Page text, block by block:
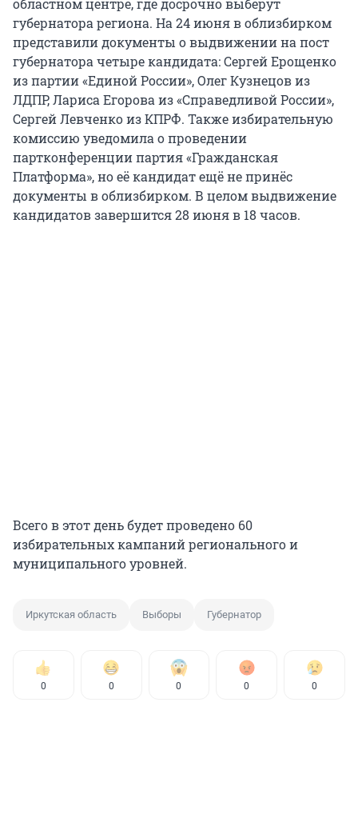
областном центре, где досрочно выберут
губернатора региона. На 24 июня в облизбирком
представили документы о выдвижении на пост
губернатора четыре кандидата: Сергей Ерощенко
из партии «Единой России», Олег Кузнецов из
ЛДПР, Лариса Егорова из «Справедливой России»,
Сергей Левченко из КПРФ. Также избирательную
комиссию уведомила о проведении
партконференции партия «Гражданская
Платформа», но её кандидат ещё не принёс
документы в облизбирком. В целом выдвижение
кандидатов завершится 28 июня в 18 часов.
Всего в этот день будет проведено 60
избирательных кампаний регионального и
муниципального уровней.
Иркутская область Выборы Губернатор
0 0 0 0 0